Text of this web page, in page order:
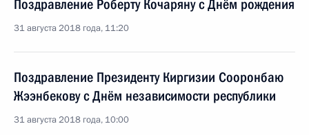
Поздравление Роберту Кочаряну с Днём рождения
31 августа 2018 года, 11:20
Поздравление Президенту Киргизии Сооронбаю
Жээнбекову с Днём независимости республики
31 августа 2018 года, 10:00